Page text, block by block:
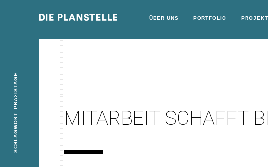
ÜBER UNS PORTFOLIO
MITARBEIT SCHAFFT
SCHLAGWORT: PRAXISTAGE